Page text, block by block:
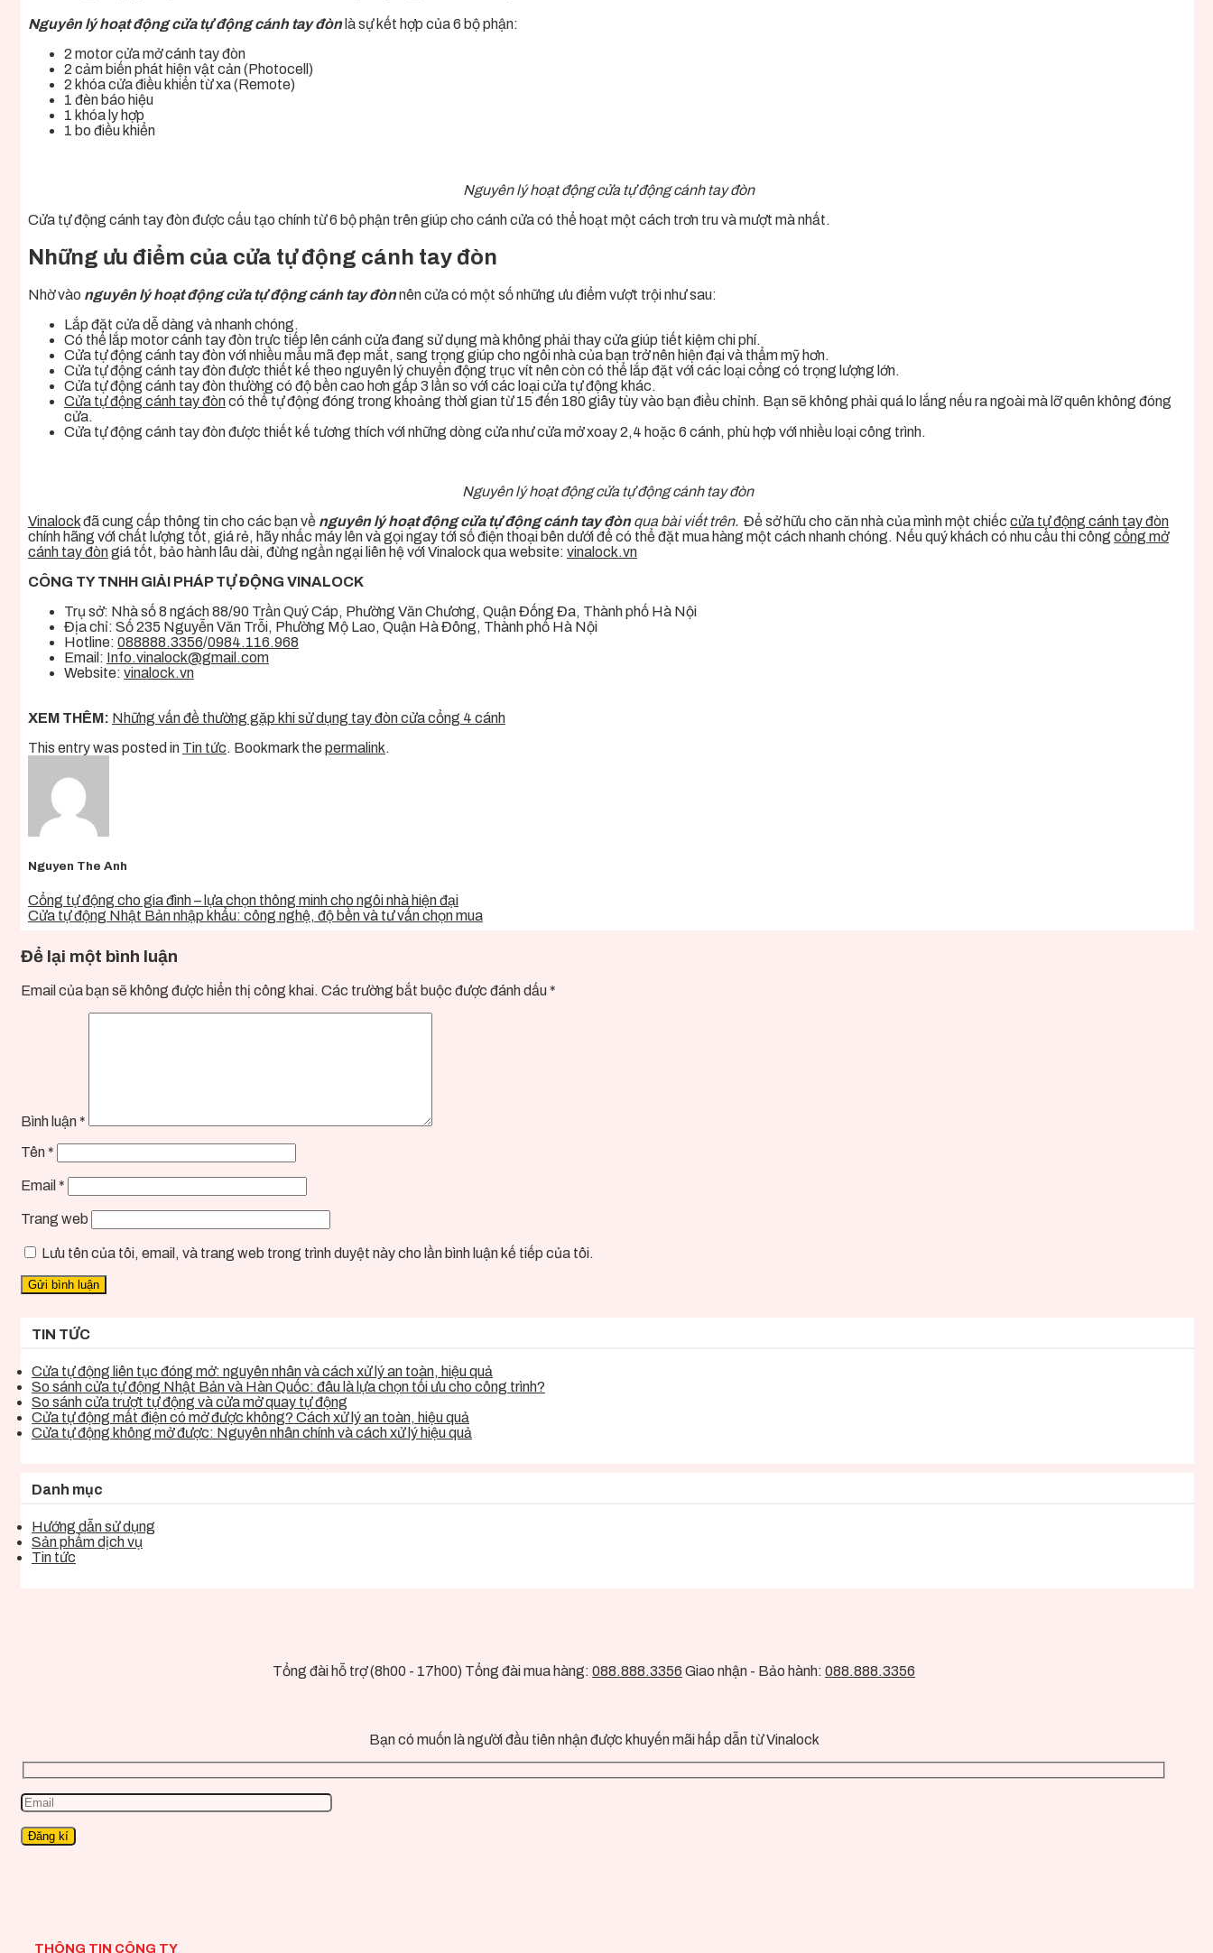
Nguyên lý hoạt động cửa tự động cánh tay đòn là sự kết hợp của 6 bộ phận:
2 motor cửa mở cánh tay đòn
2 cảm biến phát hiện vật cản (Photocell)
2 khóa cửa điều khiển từ xa (Remote)
1 đèn báo hiệu
1 khóa ly hợp
1 bo điều khiển
Nguyên lý hoạt động cửa tự động cánh tay đòn
Cửa tự động cánh tay đòn được cấu tạo chính từ 6 bộ phận trên giúp cho cánh cửa có thể hoạt một cách trơn tru và mượt mà nhất.
Những ưu điểm của cửa tự động cánh tay đòn
Nhờ vào nguyên lý hoạt động cửa tự động cánh tay đònnên cửa có một số những ưu điểm vượt trội như sau:
Lắp đặt cửa dễ dàng và nhanh chóng.
Có thể lắp motor cánh tay đòn trực tiếp lên cánh cửa đang sử dụng mà không phải thay cửa giúp tiết kiệm chi phí.
Cửa tự động cánh tay đòn với nhiều mẫu mã đẹp mắt, sang trọng giúp cho ngôi nhà của bạn trở nên hiện đại và thẩm mỹ hơn.
Cửa tự động cánh tay đòn được thiết kế theo nguyên lý chuyển động trục vít nên còn có thể lắp đặt với các loại cổng có trọng lượng lớn.
Cửa tự động cánh tay đòn thường có độ bền cao hơn gấp 3 lần so với các loại cửa tự động khác.
Cửa tự động cánh tay đòncó thể tự động đóng trong khoảng thời gian từ 15 đến 180 giây tùy vào bạn điều chỉnh. Bạn sẽ không phải quá lo lắng nếu ra ngoài mà lỡ quên không đóng
cửa.
Cửa tự động cánh tay đòn được thiết kế tương thích với những dòng cửa như cửa mở xoay 2,4 hoặc 6 cánh, phù hợp với nhiều loại công trình.
Nguyên lý hoạt động cửa tự động cánh tay đòn
Vinalockđã cung cấp thông tin cho các bạn về nguyên lý hoạt động cửa tự động cánh tay đònqua bài viết trên. Để sở hữu cho căn nhà của mình một chiếc cửa tự động cánh tay đòn
chính hãng với chất lượng tốt, giá rẻ, hãy nhấc máy lên và gọi ngay tới số điện thoại bên dưới để có thể đặt mua hàng một cách nhanh chóng. Nếu quý khách có nhu cầu thi công cổng mở
cánh tay đòngiá tốt, bảo hành lâu dài, đừng ngần ngại liên hệ với Vinalock qua website: vinalock.vn
CÔNG TY TNHH GIẢI PHÁP TỰ ĐỘNG VINALOCK
Trụ sở: Nhà số 8 ngách 88/90 Trần Quý Cáp, Phường Văn Chương, Quận Đống Đa, Thành phố Hà Nội
Địa chỉ: Số 235 Nguyễn Văn Trỗi, Phường Mộ Lao, Quận Hà Đông, Thành phố Hà Nội
Hotline: 088888.3356/0984.116.968
Email: Info.vinalock@gmail.com
Website: vinalock.vn
XEM THÊM: Những vấn đề thường gặp khi sử dụng tay đòn cửa cổng 4 cánh
This entry was posted in Tin tức. Bookmark thepermalink.
Nguyen The Anh
Cổng tự động cho gia đình – lựa chọn thông minh cho ngôi nhà hiện đại
Cửa tự động Nhật Bản nhập khẩu: công nghệ, độ bền và tư vấn chọn mua
Để lại một bình luận
Email của bạn sẽ không được hiển thị công khai. Các trường bắt buộc được đánh dấu *
Bình luận *
Tên *
Email *
Trang web
Lưu tên của tôi, email, và trang web trong trình duyệt này cho lần bình luận kế tiếp của tôi.
TIN TỨC
Cửa tự động liên tục đóng mở: nguyên nhân và cách xử lý an toàn, hiệu quả
So sánh cửa tự động Nhật Bản và Hàn Quốc: đâu là lựa chọn tối ưu cho công trình?
So sánh cửa trượt tự động và cửa mở quay tự động
Cửa tự động mất điện có mở được không? Cách xử lý an toàn, hiệu quả
Cửa tự động không mở được: Nguyên nhân chính và cách xử lý hiệu quả
Danh mục
Hướng dẫn sử dụng
Sản phẩm dịch vụ
Tin tức
Tổng đài hỗ trợ (8h00 - 17h00) Tổng đài mua hàng: 088.888.3356 Giao nhận - Bảo hành: 088.888.3356
Bạn có muốn là người đầu tiên nhận được khuyến mãi hấp dẫn từ Vinalock
THÔNG TIN CÔNG TY